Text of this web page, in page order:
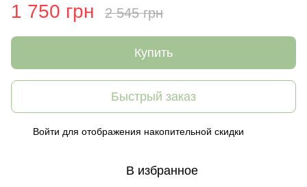
1 750 грн 2 545 грн
Купить
Быстрый заказ
Войти для отображения накопительной скидки
В избранное